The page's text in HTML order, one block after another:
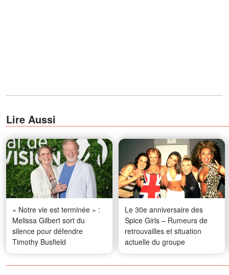
Lire Aussi
« Notre vie est terminée » :
Melissa Gilbert sort du
silence pour défendre
Timothy Busfield
Le 30e anniversaire des
Spice Girls – Rumeurs de
retrouvailles et situation
actuelle du groupe